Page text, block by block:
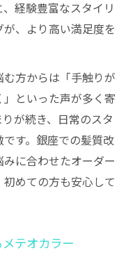
メテオカラーの関
力の秘密
で長持ちする理由
ラーの仕組み
するメテオカラー
改善の方法を解説
経験豊富なスタイリ
、より高い満足度を
方からは「手触りが
といった声が多く寄
が続き、日常のスタ
す。銀座での髪質改
に合わせたオーダー
めての方も安心して
テオカラー